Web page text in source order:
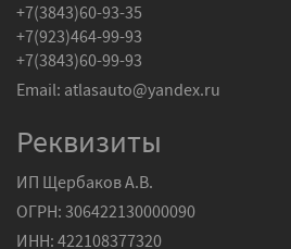
+7(3843)60-93-35
+7(923)464-99-93
+7(3843)60-99-93
Email: atlasauto@yandex.ru
Реквизиты
ИП Щербаков А.В.
ОГРН: 306422130000090
ИНН: 422108377320